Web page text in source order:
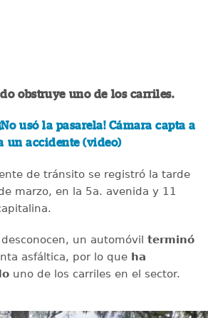
obstruye uno de los carriles.
usó la pasarela! Cámara capta a
un accidente (video)
de tránsito se registró la tarde
marzo, en la 5a. avenida y 11
un automóvil terminó
asfáltica, por lo que ha
uno de los carriles en el sector.